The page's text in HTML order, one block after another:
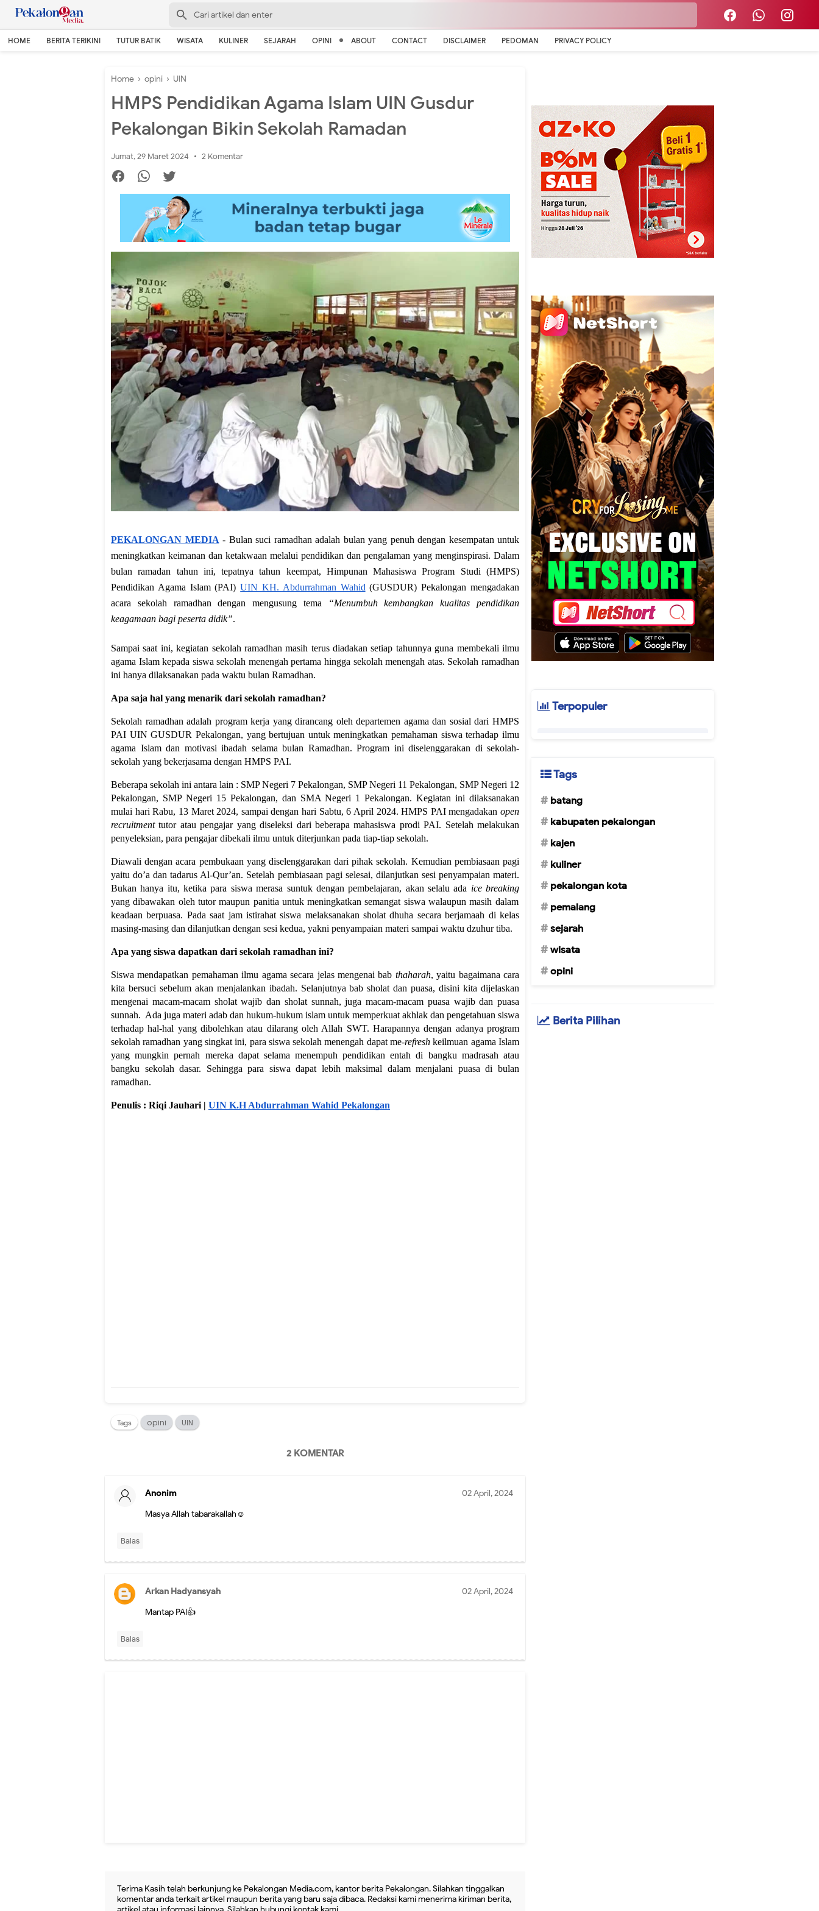
HOME BERITA TERIKINI TUTUR BATIK WISATA KULINER SEJARAH OPINI ABOUT CONTACT DISCLAIMER PEDOMAN PRIVACY POLICY
Home › opini › UIN
HMPS Pendidikan Agama Islam UIN Gusdur
Pekalongan Bikin Sekolah Ramadan
Jumat, 29 Maret 2024 2 Komentar
PEKALONGAN MEDIA - Bulan suci ramadhan adalah bulan yang penuh dengan kesempatan untuk
meningkatkan keimanan dan ketakwaan melalui pendidikan dan pengalaman yang menginspirasi. Dalam
bulan ramadan tahun ini, tepatnya tahun keempat, Himpunan Mahasiswa Program Studi (HMPS)
Pendidikan Agama Islam (PAI)UIN KH. Abdurrahman Wahid (GUSDUR) Pekalongan mengadakan
acara sekolah ramadhan dengan mengusung tema
“Menumbuh kembangkan kualitas pendidikan
keagamaan bagi peserta didik”.
Sampai saat ini, kegiatan sekolah ramadhan masih terus diadakan setiap tahunnya guna membekali ilmu
agama Islam kepada siswa sekolah menengah pertama hingga sekolah menengah atas. Sekolah ramadhan
ini hanya dilaksanakan pada waktu bulan Ramadhan.
Apa saja hal yang menarik dari sekolah ramadhan?
Sekolah ramadhan adalah program kerja yang dirancang oleh departemen agama dan sosial dari HMPS
PAI UIN GUSDUR Pekalongan, yang bertujuan untuk meningkatkan pemahaman siswa terhadap ilmu
agama Islam dan motivasi ibadah selama bulan Ramadhan. Program ini diselenggarakan di sekolah-
sekolah yang bekerjasama dengan HMPS PAI.
Beberapa sekolah ini antara lain : SMP Negeri 7 Pekalongan, SMP Negeri 11 Pekalongan, SMP Negeri 12
Pekalongan, SMP Negeri 15 Pekalongan, dan SMA Negeri 1 Pekalongan. Kegiatan ini dilaksanakan
mulai hari Rabu, 13 Maret 2024, sampai dengan hari Sabtu, 6 April 2024. HMPS PAI mengadakan open
recruitmenttutor atau pengajar yang diseleksi dari beberapa mahasiswa prodi PAI. Setelah melakukan
penyeleksian, para pengajar dibekali ilmu untuk diterjunkan pada tiap-tiap sekolah.
Diawali dengan acara pembukaan yang diselenggarakan dari pihak sekolah. Kemudian pembiasaan pagi
yaitu do’a dan tadarus Al-Qur’an. Setelah pembiasaan pagi selesai, dilanjutkan sesi penyampaian materi.
Bukan hanya itu, ketika para siswa merasa suntuk dengan pembelajaran, akan selalu ada ice breaking
yang dibawakan oleh tutor maupun panitia untuk meningkatkan semangat siswa walaupun masih dalam
keadaan berpuasa. Pada saat jam istirahat siswa melaksanakan sholat dhuha secara berjamaah di kelas
masing-masing dan dilanjutkan dengan sesi kedua, yakni penyampaian materi sampai waktu dzuhur tiba.
Apa yang siswa dapatkan dari sekolah ramadhan ini?
Siswa mendapatkan pemahaman ilmu agama secara jelas mengenai bab thaharah, yaitu bagaimana cara
kita bersuci sebelum akan menjalankan ibadah. Selanjutnya bab sholat dan puasa, disini kita dijelaskan
mengenai macam-macam sholat wajib dan sholat sunnah, juga macam-macam puasa wajib dan puasa
sunnah. Ada juga materi adab dan hukum-hukum islam untuk memperkuat akhlak dan pengetahuan siswa
terhadap hal-hal yang dibolehkan atau dilarang oleh Allah SWT. Harapannya dengan adanya program
sekolah ramadhan yang singkat ini, para siswa sekolah menengah dapat me-refresh keilmuan agama Islam
yang mungkin pernah mereka dapat selama menempuh pendidikan entah di bangku madrasah atau
bangku sekolah dasar. Sehingga para siswa dapat lebih maksimal dalam menjalani puasa di bulan
ramadhan.
Penulis : Riqi Jauhari | UIN K.H Abdurrahman Wahid Pekalongan
Tags opini UIN
2 KOMENTAR
Anonim
02 April, 2024
Masya Allah tabarakallah☺️
Balas
Arkan Hadyansyah
02 April, 2024
Mantap PAI👍
Balas
Terima Kasih telah berkunjung ke Pekalongan Media.com, kantor berita Pekalongan. Silahkan tinggalkan
komentar anda terkait artikel maupun berita yang baru saja dibaca. Redaksi kami menerima kiriman berita,
Terpopuler
Tags
batang
kabupaten pekalongan
kajen
kuliner
pekalongan kota
pemalang
sejarah
wisata
opini
Berita Pilihan